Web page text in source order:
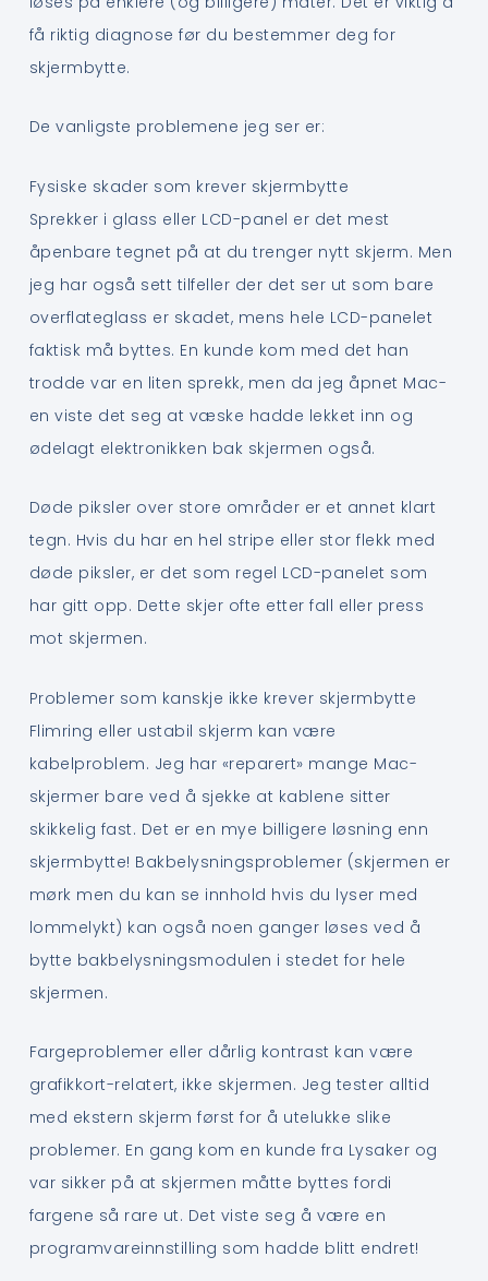
få riktig diagnose før du bestemmer deg for
skjermbytte.
De vanligste problemene jeg ser er:
Fysiske skader som krever skjermbytte
Sprekker i glass eller LCD-panel er det mest
åpenbare tegnet på at du trenger nytt skjerm. Men
jeg har også sett tilfeller der det ser ut som bare
overflateglass er skadet, mens hele LCD-panelet
faktisk må byttes. En kunde kom med det han
trodde var en liten sprekk, men da jeg åpnet Mac-
en viste det seg at væske hadde lekket inn og
ødelagt elektronikken bak skjermen også.
Døde piksler over store områder er et annet klart
tegn. Hvis du har en hel stripe eller stor flekk med
døde piksler, er det som regel LCD-panelet som
har gitt opp. Dette skjer ofte etter fall eller press
mot skjermen.
Problemer som kanskje ikke krever skjermbytte
Flimring eller ustabil skjerm kan være
kabelproblem. Jeg har «reparert» mange Mac-
skjermer bare ved å sjekke at kablene sitter
skikkelig fast. Det er en mye billigere løsning enn
skjermbytte! Bakbelysningsproblemer (skjermen er
mørk men du kan se innhold hvis du lyser med
lommelykt) kan også noen ganger løses ved å
bytte bakbelysningsmodulen i stedet for hele
skjermen.
Fargeproblemer eller dårlig kontrast kan være
grafikkort-relatert, ikke skjermen. Jeg tester alltid
med ekstern skjerm først for å utelukke slike
problemer. En gang kom en kunde fra Lysaker og
var sikker på at skjermen måtte byttes fordi
fargene så rare ut. Det viste seg å være en
programvareinnstilling som hadde blitt endret!